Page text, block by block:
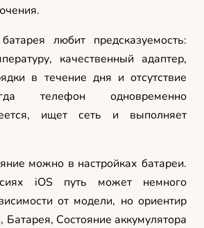
любит предсказуемость:
качественный адаптер,
в течение дня и отсутствие
телефон одновременно
ищет сеть и выполняет
можно в настройках батареи.
iOS путь может немного
от модели, но ориентир
Батарея, Состояние аккумулятора